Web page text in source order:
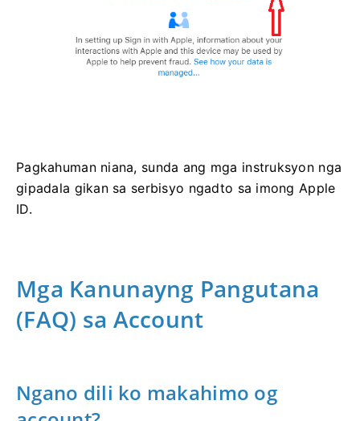
Pagkahuman niana, sunda ang mga instruksyon nga
gipadala gikan sa serbisyo ngadto sa imong Apple
ID.
Mga Kanunayng Pangutana
(FAQ) sa Account
Ngano dili ko makahimo og